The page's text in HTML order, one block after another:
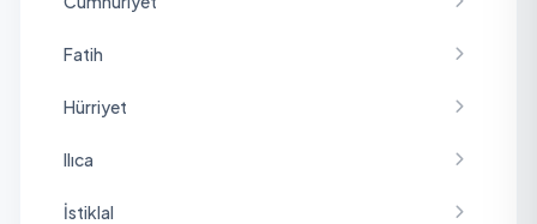
Fatih
Hürriyet
Ilıca
İstiklal